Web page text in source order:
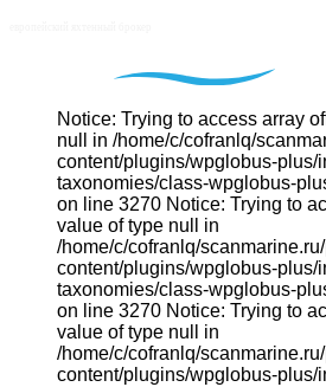
Notice: Trying to access array
null in /home/c/cofranlq/
content/plugins/wpglobus-plus/
taxonomies/class-wpglobus-
on line 3270 Notice: Trying to
value of type null in
/home/c/cofranlq/
content/plugins/wpglobus-plus/
taxonomies/class-wpglobus-
on line 3270 Notice: Trying to
value of type null in
/home/c/cofranlq/
content/plugins/wpglobus-plus/